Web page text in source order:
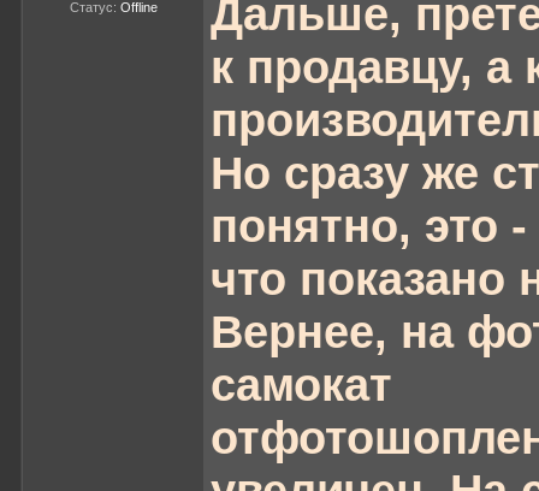
Статус: Offline
Дальше,
к продавцу, а
Но сразу же
понятно, это
что показано
Вернее, на
самокат